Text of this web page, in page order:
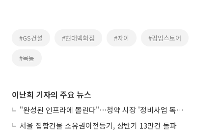
#GS건설 #현대백화점 #자이 #팝업스토어
#목동
이난희 기자의 주요 뉴스
"완성된 인프라에 몰린다"⋯청약 시장 '정비사업 독주' 42배 격차
서울 집합건물 소유권이전등기, 상반기 13만건 돌파